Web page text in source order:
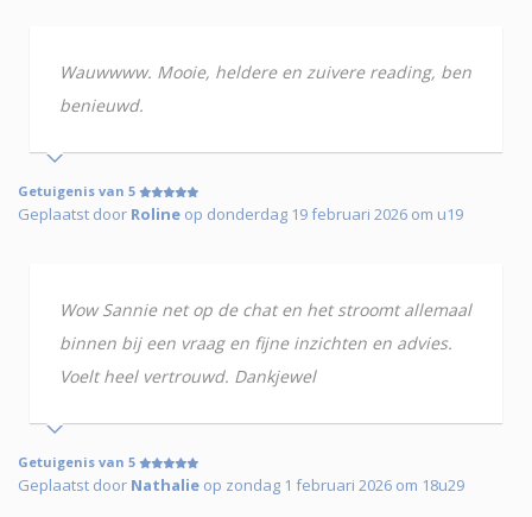
Wauwwww. Mooie, heldere en zuivere reading, ben
benieuwd.
Getuigenis van 5
Geplaatst door Roline op donderdag 19 februari 2026 om u19
Wow Sannie net op de chat en het stroomt allemaal
binnen bij een vraag en fijne inzichten en advies.
Voelt heel vertrouwd. Dankjewel
Getuigenis van 5
Geplaatst door Nathalie op zondag 1 februari 2026 om 18u29